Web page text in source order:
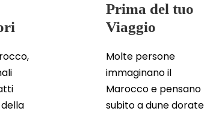
Prima del tuo
Viaggio
Molte persone
immaginano il
Marocco e pensano
subito a dune dorate